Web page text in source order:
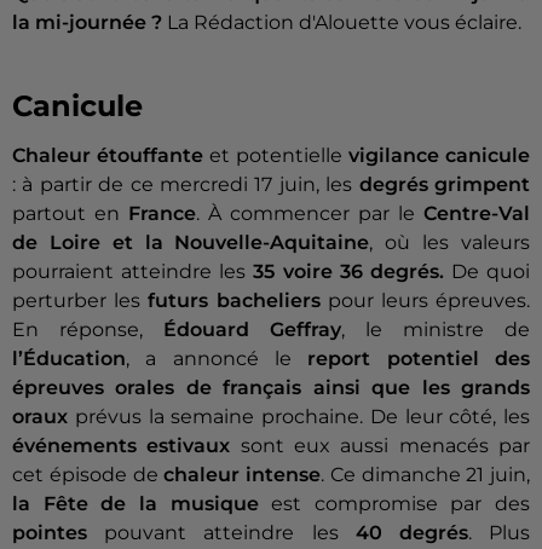
la mi-journée ? La Rédaction d'Alouette vous éclaire.
Canicule
Chaleur étouffante et potentielle vigilance canicule
: à partir de ce mercredi 17 juin, les degrés grimpent
partout en France. À commencer par le Centre-Val
de Loire et la Nouvelle-Aquitaine, où les valeurs
pourraient atteindre les35 voire 36 degrés. De quoi
perturber lesfuturs bachelierspour leurs épreuves.
En réponse, Édouard Geffray, le ministre de
l’Éducation, a annoncé le report potentiel des
épreuves orales de français ainsi que les grands
oraux prévus la semaine prochaine. De leur côté, les
événements estivaux sont eux aussi menacés par
cet épisode dechaleur intense. Ce dimanche 21 juin,
la Fête de la musiqueest compromise par des
pointes pouvant atteindre les 40 degrés. Plus